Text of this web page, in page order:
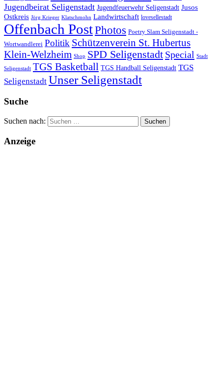
Jugendbeirat Seligenstadt Jugendfeuerwehr Seligenstadt Jusos
Ostkreis Jörg Krieger Klatschmohn Landwirtschaft lovesellestadt
Offenbach PostPhotos Poetry Slam Seligenstadt -
Wortwandlerei Politik Schützenverein St. Hubertus
Klein-Welzheim Shop SPD Seligenstadt Special Stadt
Seligenstadt TGS Basketball TGS Handball Seligenstadt TGS
Seligenstadt Unser Seligenstadt
Suche
Suchen nach:
Anzeige